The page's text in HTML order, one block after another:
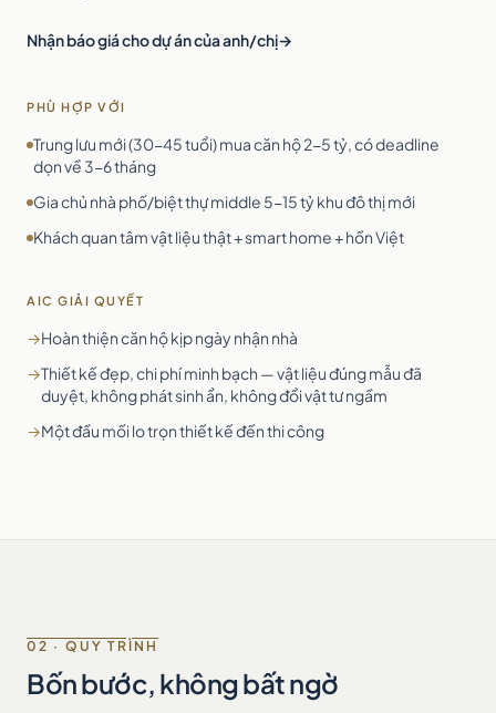
Nhận báo giá cho dự án của anh/chị
PHÙ HỢP VỚI
Trung lưu mới (30-45 tuổi) mua căn hộ 2-5 tỷ, có deadline
dọn về 3-6 tháng
Gia chủ nhà phố/biệt thự middle 5-15 tỷ khu đô thị mới
Khách quan tâm vật liệu thật + smart home + hồn Việt
AIC GIẢI QUYẾT
→Hoàn thiện căn hộ kịp ngày nhận nhà
→Thiết kế đẹp, chi phí minh bạch — vật liệu đúng mẫu đã
duyệt, không phát sinh ẩn, không đổi vật tư ngầm
→Một đầu mối lo trọn thiết kế đến thi công
02 · QUY TRÌNH
Bốn bước, không bất ngờ